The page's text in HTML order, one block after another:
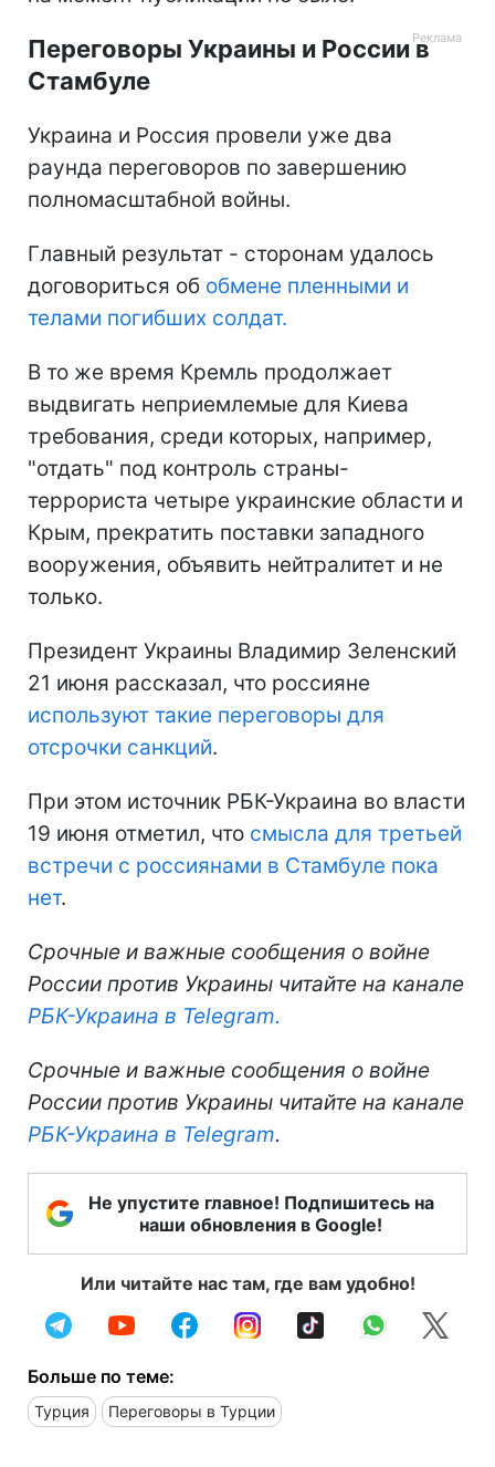
Переговоры Украины и России в
Стамбуле
Украина и Россия провели уже два
раунда переговоров по завершению
полномасштабной войны.
Главный результат - сторонам удалось
договориться об обмене пленными и
телами погибших солдат.
В то же время Кремль продолжает
выдвигать неприемлемые для Киева
требования, среди которых, например,
"отдать" под контроль страны-
террориста четыре украинские области и
Крым, прекратить поставки западного
вооружения, объявить нейтралитет и не
только.
Президент Украины Владимир Зеленский
21 июня рассказал, что россияне
используют такие переговоры для
отсрочки санкций.
При этом источник РБК-Украина во власти
19 июня отметил, что смысла для третьей
встречи с россиянами в Стамбуле пока
нет.
Срочные и важные сообщения о войне
России против Украины читайте на канале
РБК-Украина в Telegram.
Срочные и важные сообщения о войне
России против Украины читайте на канале
РБК-Украина в Telegram.
Не упустите главное! Подпишитесь на
наши обновления в Google!
Или читайте нас там, где вам удобно!
Больше по теме:
Турция Переговоры в Турции